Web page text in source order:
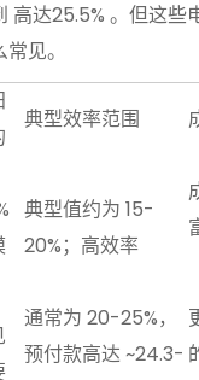
高达25.5% 。但这些
见。
典型效率范围
典型值约为 15-
20%；高效率
通常为 20-25%，
预付款高达 ~24.3-